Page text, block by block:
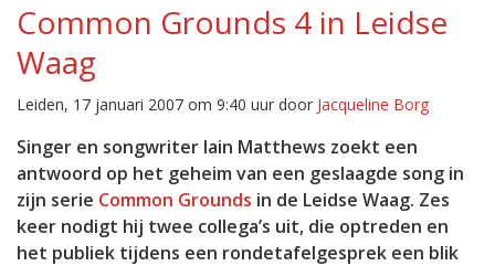
Common Grounds 4 in Leidse
Waag
Leiden, 17 januari 2007 om 9:40 uur door Jacqueline Borg
Singer en songwriter Iain Matthews zoekt een
antwoord op het geheim van een geslaagde song in
zijn serie Common Grounds in de Leidse Waag. Zes
keer nodigt hij twee collega’s uit, die optreden en
het publiek tijdens een rondetafelgesprek een blik